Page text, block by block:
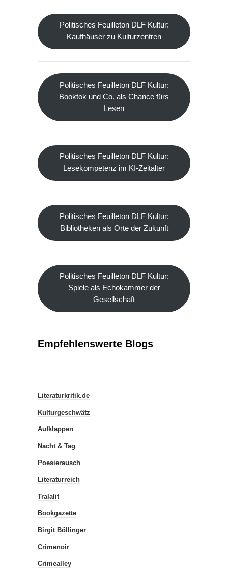
Politisches Feuilleton DLF Kultur:
Kaufhäuser zu Kulturzentren
Politisches Feuilleton DLF Kultur:
Booktok und Co. als Chance fürs
Lesen
Politisches Feuilleton DLF Kultur:
Lesekompetenz im KI-Zeitalter
Politisches Feuilleton DLF Kultur:
Bibliotheken als Orte der Zukunft
Politisches Feuilleton DLF Kultur:
Spiele als Echokammer der
Gesellschaft
Empfehlenswerte Blogs
Literaturkritik.de
Kulturgeschwätz
Aufklappen
Nacht & Tag
Poesierausch
Literaturreich
Tralalit
Bookgazette
Birgit Böllinger
Crimenoir
Crimealley